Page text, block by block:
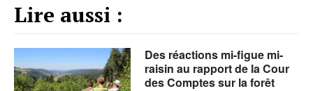
Lire aussi :
Des réactions mi-figue mi-
raisin au rapport de la Cour
des Comptes sur la forêt